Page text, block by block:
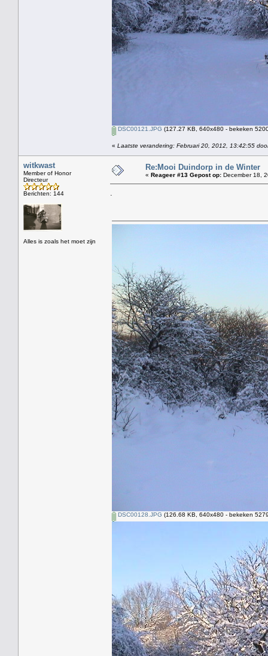
DSC00121.JPG (127.27 KB, 640x480 - bekeken
« Laatste verandering: Februari 20, 2012, 13:42:55
witkwast
Member of Honor
Directeur
Berichten: 144
Alles is zoals het moet zijn
Re:Mooi Duindorp in de Winter
« Reageer #13 Gepost op: December 18,
DSC00128.JPG (126.68 KB, 640x480 - bekeken